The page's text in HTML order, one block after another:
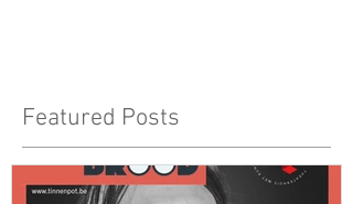
Featured Posts